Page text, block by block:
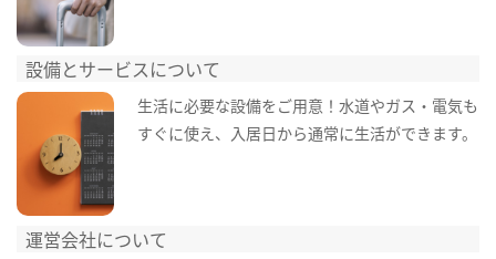
設備とサービスについて
生活に必要な設備をご用意！水道やガス・電気も
すぐに使え、入居日から通常に生活ができます。
運営会社について